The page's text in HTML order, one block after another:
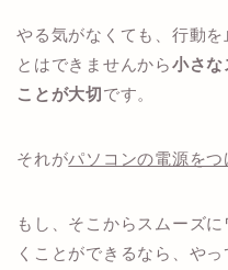
やる気がなくても、行動
とはできませんから小さな
ことが大切です。
それがパソコンの電源をつ
もし、そこからスムーズ
くことができるなら、やっ